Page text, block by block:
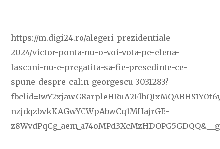
https://m.digi24.ro/alegeri-prezidentiale-
2024/victor-ponta-nu-o-voi-vota-pe-elena-
lasconi-nu-e-pregatita-sa-fie-presedinte-ce-
spune-despre-calin-georgescu-3031283?
nzjdqzbvkKAGwYCWpAbwCq1MHajrGB-